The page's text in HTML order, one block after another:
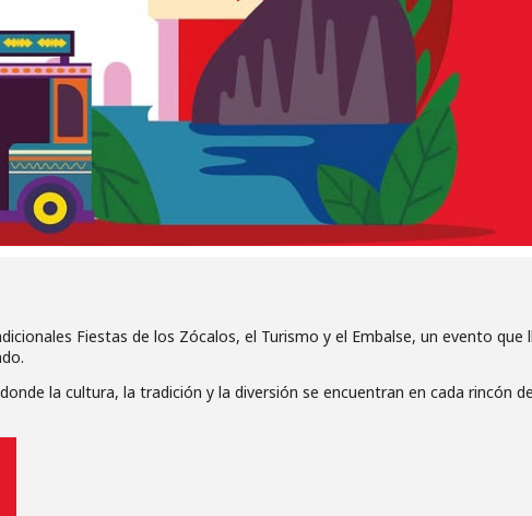
Fiestas de los Zócalos, el Turismo y el Embalse, un evento que
la cultura, la tradición y la diversión se encuentran en cada rincón